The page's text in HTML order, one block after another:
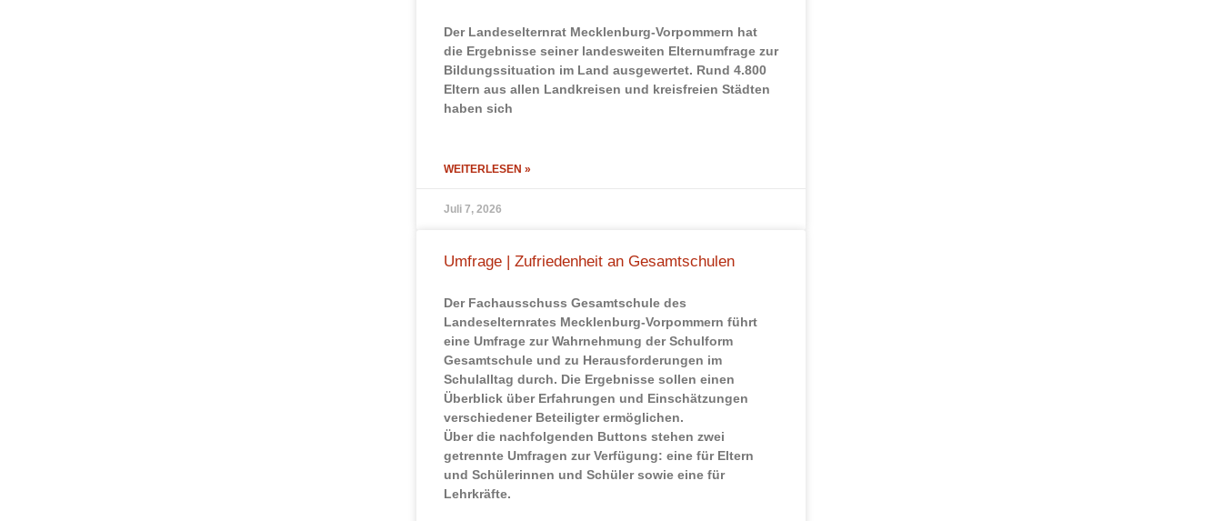
Der Landeselternrat Mecklenburg-Vorpommern hat
die Ergebnisse seiner landesweiten Elternumfrage zur
Bildungssituation im Land ausgewertet. Rund 4.800
Eltern aus allen Landkreisen und kreisfreien Städten
haben sich
WEITERLESEN »
Juli 7, 2026
Umfrage | Zufriedenheit an Gesamtschulen
Der Fachausschuss Gesamtschule des
Landeselternrates Mecklenburg‑Vorpommern führt
eine Umfrage zur Wahrnehmung der Schulform
Gesamtschule und zu Herausforderungen im
Schulalltag durch. Die Ergebnisse sollen einen
Überblick über Erfahrungen und Einschätzungen
verschiedener Beteiligter ermöglichen.
Über die nachfolgenden Buttons stehen zwei
getrennte Umfragen zur Verfügung: eine für Eltern
und Schülerinnen und Schüler sowie eine für
Lehrkräfte.